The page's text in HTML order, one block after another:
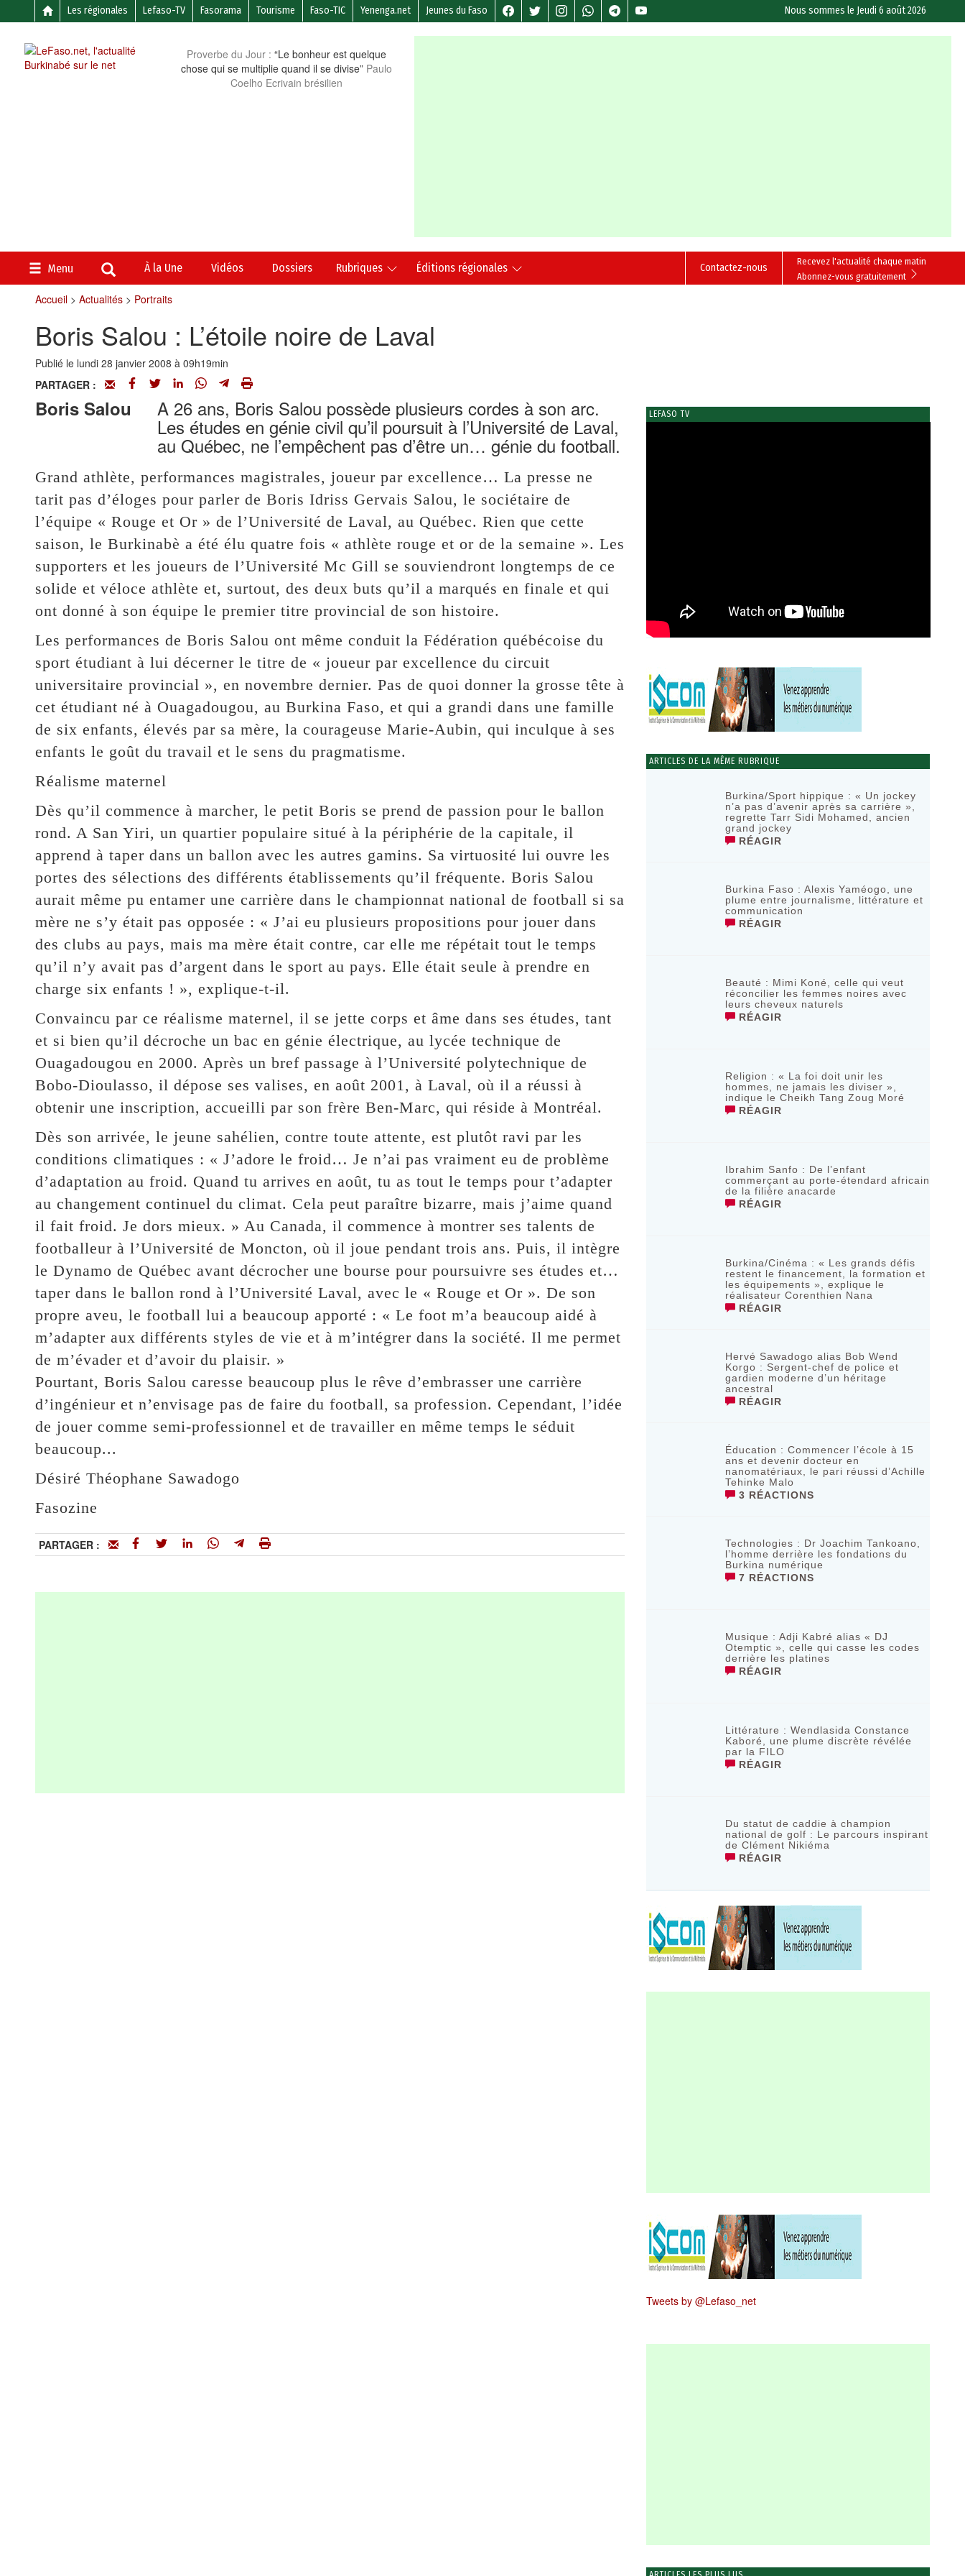
Les régionales Lefaso-TV Fasorama Tourisme Faso-TIC Yenenga.net Jeunes du Faso Nous sommes le Jeudi 6 août 2026
Proverbe du Jour : “Le bonheur est quelque
chose qui se multiplie quand il se divise” Paulo
Coelho Ecrivain brésilien
Menu À la Une Vidéos Dossiers Rubriques Éditions régionales
Recevez l'actualité chaque matin
Abonnez-vous gratuitement
Contactez-nous
Accueil> Actualités> Portraits
Boris Salou : L’étoile noire de Laval
Publié le lundi 28 janvier 2008 à 09h19min
PARTAGER :
Boris Salou A 26 ans, Boris Salou possède plusieurs cordes à son arc.
Les études en génie civil qu’il poursuit à l’Université de Laval,
au Québec, ne l’empêchent pas d’être un… génie du football.
Grand athlète, performances magistrales, joueur par excellence… La presse ne
tarit pas d’éloges pour parler de Boris Idriss Gervais Salou, le sociétaire de
l’équipe « Rouge et Or » de l’Université de Laval, au Québec. Rien que cette
saison, le Burkinabè a été élu quatre fois « athlète rouge et or de la semaine ». Les
supporters et les joueurs de l’Université Mc Gill se souviendront longtemps de ce
solide et véloce athlète et, surtout, des deux buts qu’il a marqués en finale et qui
ont donné à son équipe le premier titre provincial de son histoire.
Les performances de Boris Salou ont même conduit la Fédération québécoise du
sport étudiant à lui décerner le titre de « joueur par excellence du circuit
universitaire provincial », en novembre dernier. Pas de quoi donner la grosse tête à
cet étudiant né à Ouagadougou, au Burkina Faso, et qui a grandi dans une famille
de six enfants, élevés par sa mère, la courageuse Marie-Aubin, qui inculque à ses
enfants le goût du travail et le sens du pragmatisme.
Réalisme maternel
Dès qu’il commence à marcher, le petit Boris se prend de passion pour le ballon
rond. A San Yiri, un quartier populaire situé à la périphérie de la capitale, il
apprend à taper dans un ballon avec les autres gamins. Sa virtuosité lui ouvre les
portes des sélections des différents établissements qu’il fréquente. Boris Salou
aurait même pu entamer une carrière dans le championnat national de football si sa
mère ne s’y était pas opposée : « J’ai eu plusieurs propositions pour jouer dans
des clubs au pays, mais ma mère était contre, car elle me répétait tout le temps
qu’il n’y avait pas d’argent dans le sport au pays. Elle était seule à prendre en
charge six enfants ! », explique-t-il.
Convaincu par ce réalisme maternel, il se jette corps et âme dans ses études, tant
et si bien qu’il décroche un bac en génie électrique, au lycée technique de
Ouagadougou en 2000. Après un bref passage à l’Université polytechnique de
Bobo-Dioulasso, il dépose ses valises, en août 2001, à Laval, où il a réussi à
obtenir une inscription, accueilli par son frère Ben-Marc, qui réside à Montréal.
Dès son arrivée, le jeune sahélien, contre toute attente, est plutôt ravi par les
conditions climatiques : « J’adore le froid… Je n’ai pas vraiment eu de problème
d’adaptation au froid. Quand tu arrives en août, tu as tout le temps pour t’adapter
au changement continuel du climat. Cela peut paraître bizarre, mais j’aime quand
il fait froid. Je dors mieux. » Au Canada, il commence à montrer ses talents de
footballeur à l’Université de Moncton, où il joue pendant trois ans. Puis, il intègre
le Dynamo de Québec avant décrocher une bourse pour poursuivre ses études et…
taper dans le ballon rond à l’Université Laval, avec le « Rouge et Or ». De son
propre aveu, le football lui a beaucoup apporté : « Le foot m’a beaucoup aidé à
m’adapter aux différents styles de vie et à m’intégrer dans la société. Il me permet
de m’évader et d’avoir du plaisir. »
Pourtant, Boris Salou caresse beaucoup plus le rêve d’embrasser une carrière
d’ingénieur et n’envisage pas de faire du football, sa profession. Cependant, l’idée
de jouer comme semi-professionnel et de travailler en même temps le séduit
beaucoup...
Désiré Théophane Sawadogo
Fasozine
PARTAGER :
LEFASO TV
ARTICLES DE LA MÊME RUBRIQUE
Burkina/Sport hippique : « Un jockey
n’a pas d’avenir après sa carrière »,
regrette Tarr Sidi Mohamed, ancien
grand jockey
RÉAGIR
Burkina Faso : Alexis Yaméogo, une
plume entre journalisme, littérature et
communication
RÉAGIR
Beauté : Mimi Koné, celle qui veut
réconcilier les femmes noires avec
leurs cheveux naturels
RÉAGIR
Religion : « La foi doit unir les
hommes, ne jamais les diviser »,
indique le Cheikh Tang Zoug Moré
RÉAGIR
Ibrahim Sanfo : De l’enfant
commerçant au porte-étendard africain
de la filière anacarde
RÉAGIR
Burkina/Cinéma : « Les grands défis
restent le financement, la formation et
les équipements », explique le
réalisateur Corenthien Nana
RÉAGIR
Hervé Sawadogo alias Bob Wend
Korgo : Sergent-chef de police et
gardien moderne d’un héritage
ancestral
RÉAGIR
Éducation : Commencer l’école à 15
ans et devenir docteur en
nanomatériaux, le pari réussi d’Achille
Tehinke Malo
3 RÉACTIONS
Technologies : Dr Joachim Tankoano,
l’homme derrière les fondations du
Burkina numérique
7 RÉACTIONS
Musique : Adji Kabré alias « DJ
Otemptic », celle qui casse les codes
derrière les platines
RÉAGIR
Littérature : Wendlasida Constance
Kaboré, une plume discrète révélée
par la FILO
RÉAGIR
Du statut de caddie à champion
national de golf : Le parcours inspirant
de Clément Nikiéma
RÉAGIR
Tweets by @Lefaso_net